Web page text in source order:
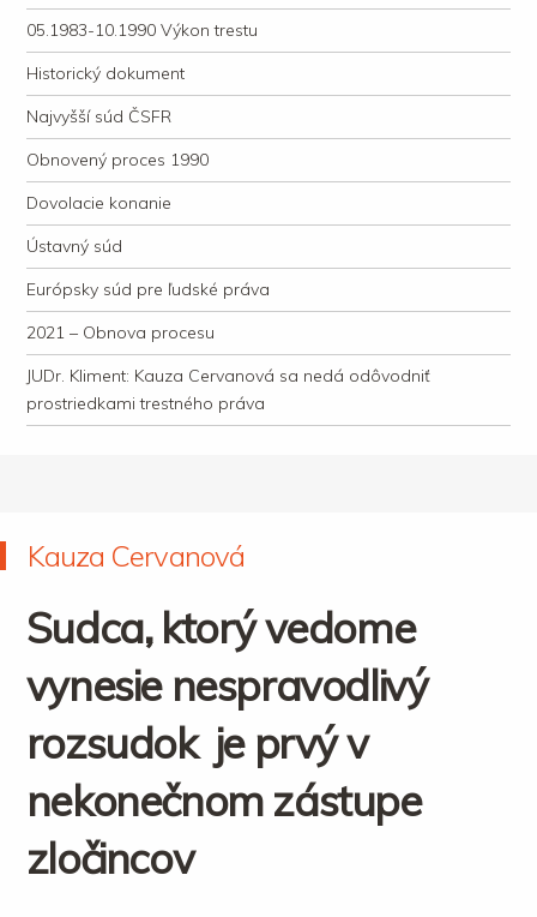
05.1983-10.1990 Výkon trestu
Historický dokument
Najvyšší súd ČSFR
Obnovený proces 1990
Dovolacie konanie
Ústavný súd
Európsky súd pre ľudské práva
2021 – Obnova procesu
JUDr. Kliment: Kauza Cervanová sa nedá odôvodniť
prostriedkami trestného práva
Kauza Cervanová
Sudca, ktorý vedome
vynesie nespravodlivý
rozsudok je prvý v
nekonečnom zástupe
zločincov